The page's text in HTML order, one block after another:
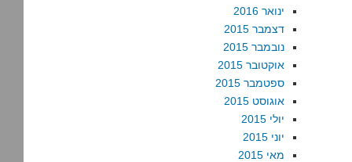
ינואר 2016
דצמבר 2015
נובמבר 2015
אוקטובר 2015
ספטמבר 2015
אוגוסט 2015
יולי 2015
יוני 2015
מאי 2015